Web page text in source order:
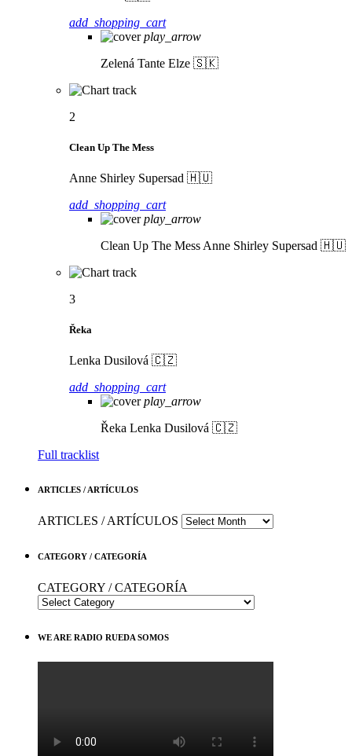
add_shopping_cart
play_arrow
Zelená Tante Elze 🇸🇰
2
Clean Up The Mess
Anne Shirley Supersad 🇭🇺
add_shopping_cart
play_arrow
Clean Up The Mess Anne Shirley Supersad 🇭🇺
3
Řeka
Lenka Dusilová 🇨🇿
add_shopping_cart
play_arrow
Řeka Lenka Dusilová 🇨🇿
Full tracklist
ARTICLES / ARTÍCULOS
ARTICLES / ARTÍCULOS
CATEGORY / CATEGORÍA
CATEGORY / CATEGORÍA
WE ARE RADIO RUEDA SOMOS